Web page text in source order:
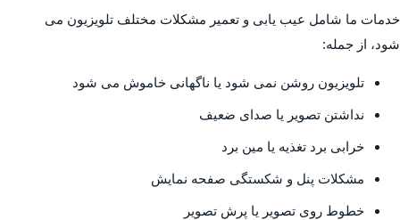
خدمات ما شامل عیب یابی و تعمیر مشکلات مختلف تلویزیون می
شود، از جمله:
تلویزیون روشن نمی شود یا ناگهانی خاموش می شود
نداشتن تصویر یا صدای ضعیف
خرابی برد تغذیه یا مین برد
مشکلات پنل و شکستگی صفحه نمایش
خطوط روی تصویر یا پرش تصویر